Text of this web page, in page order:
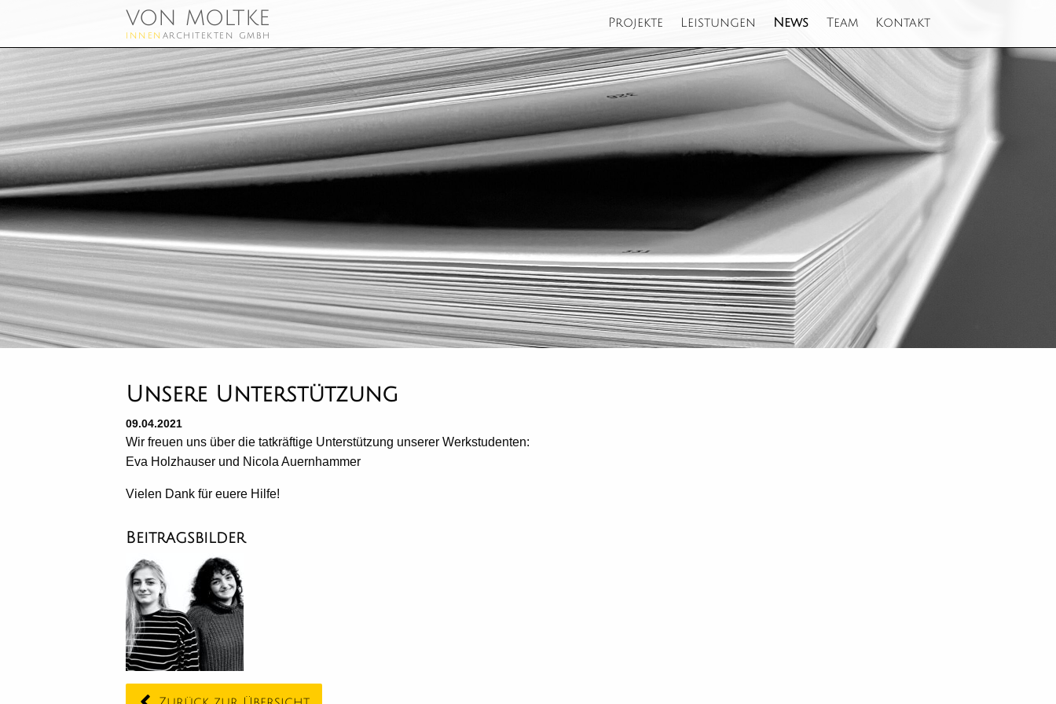
von moltke
innen architekten gmbh
Projekte Leistungen News Team Kontakt
Unsere Unterstützung
09.04.2021
Wir freuen uns über die tatkräftige Unterstützung unserer Werkstudenten:
Eva Holzhauser und Nicola Auernhammer
Vielen Dank für euere Hilfe!
Beitragsbilder